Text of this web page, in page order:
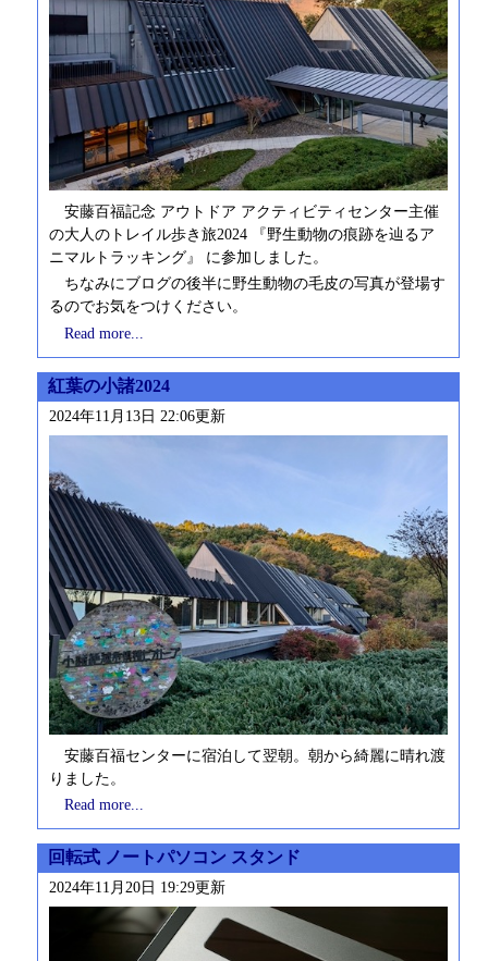
安藤百福記念 アウトドア アクティビティセンター主催
の大人のトレイル歩き旅2024 『野生動物の痕跡を辿るア
ニマルトラッキング』 に参加しました。
ちなみにブログの後半に野生動物の毛皮の写真が登場す
るのでお気をつけください。
Read more...
紅葉の小諸2024
2024年11月13日 22:06更新
安藤百福センターに宿泊して翌朝。朝から綺麗に晴れ渡
りました。
Read more...
回転式 ノートパソコン スタンド
2024年11月20日 19:29更新